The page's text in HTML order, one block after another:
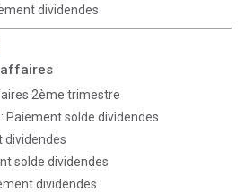
dividendes
2ème trimestre
: Paiement solde dividendes
dividendes
solde dividendes
dividendes